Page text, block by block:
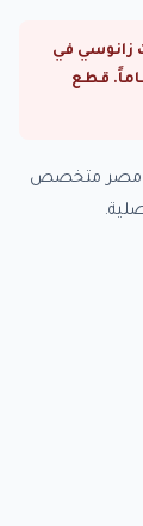
زانوسي في
والجيزة. فنيون متخصصون بخبرة +15 عاماً. قطع
مصر متخصص